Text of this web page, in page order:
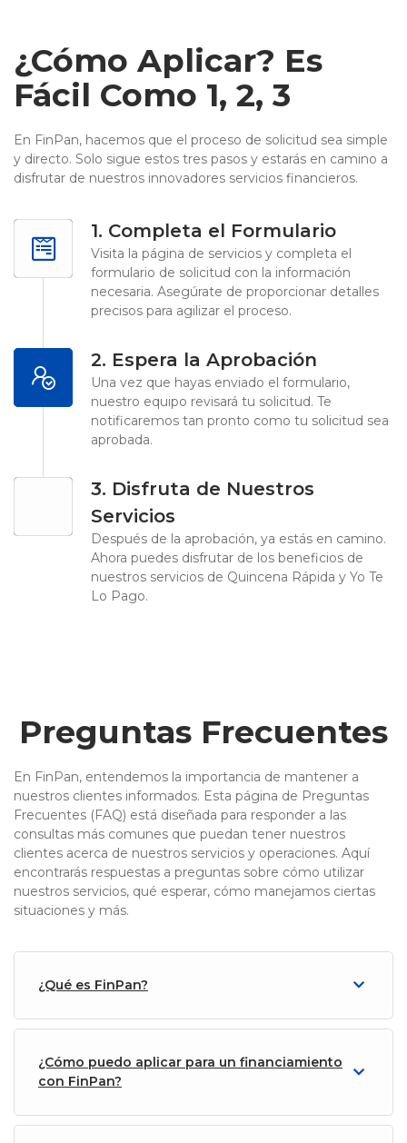
¿Cómo Aplicar? Es
Fácil Como 1, 2, 3
En FinPan, hacemos que el proceso de solicitud sea simple
y directo. Solo sigue estos tres pasos y estarás en camino a
disfrutar de nuestros innovadores servicios financieros.
1. Completa el Formulario
Visita la página de servicios y completa el
formulario de solicitud con la información
necesaria. Asegúrate de proporcionar detalles
precisos para agilizar el proceso.
2. Espera la Aprobación
Una vez que hayas enviado el formulario,
nuestro equipo revisará tu solicitud. Te
notificaremos tan pronto como tu solicitud sea
aprobada.
3. Disfruta de Nuestros
Servicios
Después de la aprobación, ya estás en camino.
Ahora puedes disfrutar de los beneficios de
nuestros servicios de Quincena Rápida y Yo Te
Lo Pago.
Preguntas Frecuentes
En FinPan, entendemos la importancia de mantener a
nuestros clientes informados. Esta página de Preguntas
Frecuentes (FAQ) está diseñada para responder a las
consultas más comunes que puedan tener nuestros
clientes acerca de nuestros servicios y operaciones. Aquí
encontrarás respuestas a preguntas sobre cómo utilizar
nuestros servicios, qué esperar, cómo manejamos ciertas
situaciones y más.
¿Qué es FinPan?
¿Cómo puedo aplicar para un financiamiento
con FinPan?